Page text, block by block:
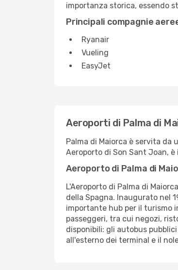
importanza storica, essendo
Principali compagnie
Ryanair
Vueling
EasyJet
Aeroporti di Palma di
Palma di Maiorca è servita da
Aeroporto di Son Sant Joan,
Aeroporto di Palma di
L'Aeroporto di Palma di
della Spagna. Inaugurato nel
importante hub per il turismo
passeggeri, tra cui negozi,
disponibili: gli autobus
all'esterno dei terminal e il